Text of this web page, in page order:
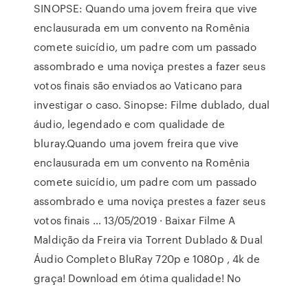
SINOPSE: Quando uma jovem freira que vive
enclausurada em um convento na Romênia
comete suicídio, um padre com um passado
assombrado e uma noviça prestes a fazer seus
votos finais são enviados ao Vaticano para
investigar o caso. Sinopse: Filme dublado, dual
áudio, legendado e com qualidade de
bluray.Quando uma jovem freira que vive
enclausurada em um convento na Romênia
comete suicídio, um padre com um passado
assombrado e uma noviça prestes a fazer seus
votos finais … 13/05/2019 · Baixar Filme A
Maldição da Freira via Torrent Dublado & Dual
Áudio Completo BluRay 720p e 1080p , 4k de
graça! Download em ótima qualidade! No